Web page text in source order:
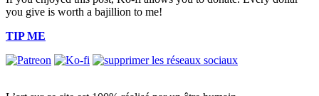
you give is worth a bajillion to me!
TIP ME